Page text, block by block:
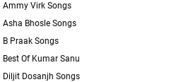
Ammy Virk Songs
Asha Bhosle Songs
B Praak Songs
Best Of Kumar Sanu
Diljit Dosanjh Songs